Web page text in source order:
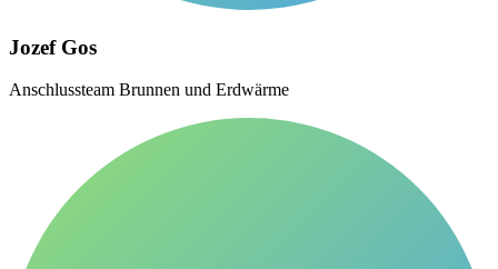
Jozef Gos
Anschlussteam Brunnen und Erdwärme